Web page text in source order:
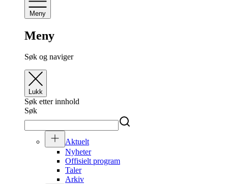
Meny
Meny
Søk og naviger
Lukk
Søk etter innhold
Søk
Aktuelt
Nyheter
Offisielt program
Taler
Arkiv